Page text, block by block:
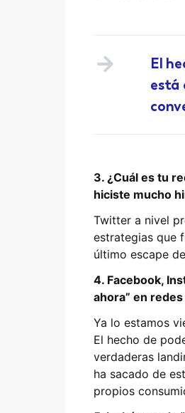
El
está
3. ¿Cuál es tu
hiciste mucho
Twitter a nivel
estrategias que
último escape
4. Facebook,
ahora” en
Ya lo estamos
El hecho de
verdaderas
ha sacado de
propios